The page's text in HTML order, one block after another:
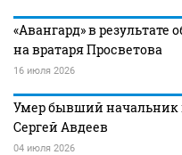
«Авангард» в
на вратаря Просветова
16 июля 2026
Умер бывший
Сергей Авдеев
04 июля 2026